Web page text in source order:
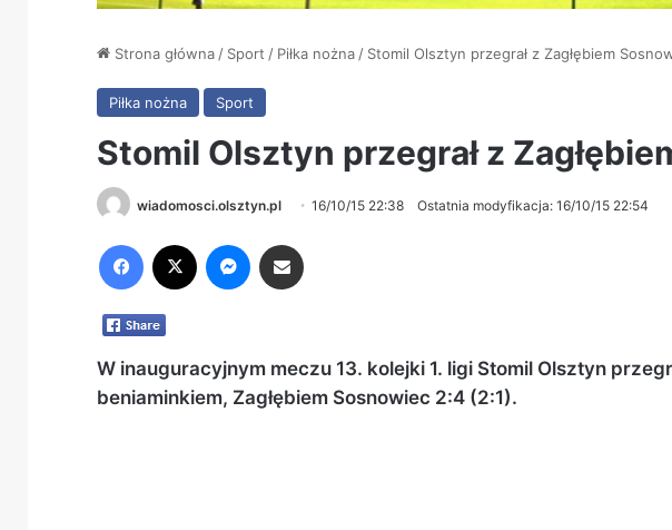
Strona główna/ Sport / Piłka nożna/ Stomil Olsztyn przegrał z Zagłębiem
Piłka nożna Sport
Stomil Olsztyn przegrał z
wiadomosci.olsztyn.pl 16/10/15 22:38 Ostatnia modyfikacja: 16/10/15 22:54
W inauguracyjnym meczu 13. kolejki 1. ligi Stomil Olsztyn
beniaminkiem, Zagłębiem Sosnowiec 2:4 (2:1).